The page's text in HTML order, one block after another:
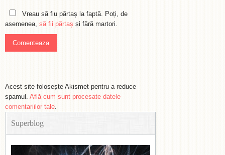
Vreau să fiu părtaș la faptă. Poți, de
asemenea, să fii părtaș și fără martori.
Acest site folosește Akismet pentru a reduce
spamul. Află cum sunt procesate datele
comentariilor tale.
Superblog